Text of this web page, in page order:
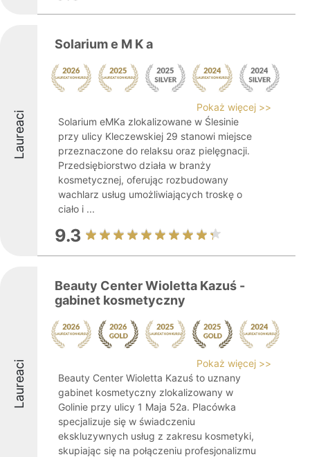
Laureaci
Solarium e M K a
Pokaż więcej >>
Solarium eMKa zlokalizowane w Ślesinie
przy ulicy Kleczewskiej 29 stanowi miejsce
przeznaczone do relaksu oraz pielęgnacji.
Przedsiębiorstwo działa w branży
kosmetycznej, oferując rozbudowany
wachlarz usług umożliwiających troskę o
ciało i ...
9.3
Laureaci
Beauty Center Wioletta Kazuś -
gabinet kosmetyczny
Pokaż więcej >>
Beauty Center Wioletta Kazuś to uznany
gabinet kosmetyczny zlokalizowany w
Golinie przy ulicy 1 Maja 52a. Placówka
specjalizuje się w świadczeniu
ekskluzywnych usług z zakresu kosmetyki,
skupiając się na połączeniu profesjonalizmu